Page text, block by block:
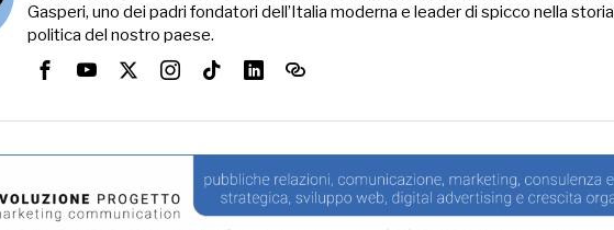
Gasperi, uno dei padri fondatori dell’Italia moderna e leader di spicco nella storia
politica del nostro paese.